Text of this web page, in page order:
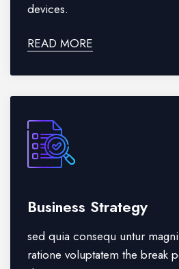
devices.
READ MORE
Business Strategy
sed quia consequ untur
ratione voluptatem the break